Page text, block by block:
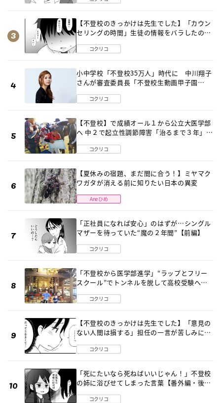
【不登校のきっかけは先生でした】「カウン
セリングの時間」生徒の情報をバラしたの
コクリコ
小中学校「不登校35万人」時代に 中川翔子
さんが審査委員長「不登校生動画甲子園
コクリコ
【不登校】で成績オール１から公立大医学部
へ 中２で起立性調節障害「治るまで３年」の
コクリコ
【夏休みの宿題、まだ間に合う！】ミヤマク
ワガタが消える前に知りたい日本の異変
Aneひめ
「正社員になれば安心」のはずが…シングル
マザーを待っていた“魔の２年間”【前編】
コクリコ
「不登校から医学部進学」“ラップとフリー
スクール”でトンネルを脱して高校受験へ
コクリコ
【不登校のきっかけは先生でした】「意見の
ない人間は損する」担任の一言が苦しみに…
コクリコ
「死にたいなら死ねばいいじゃん！」不登校
の姉に浴びせてしまった言葉【番外編・後
コクリコ